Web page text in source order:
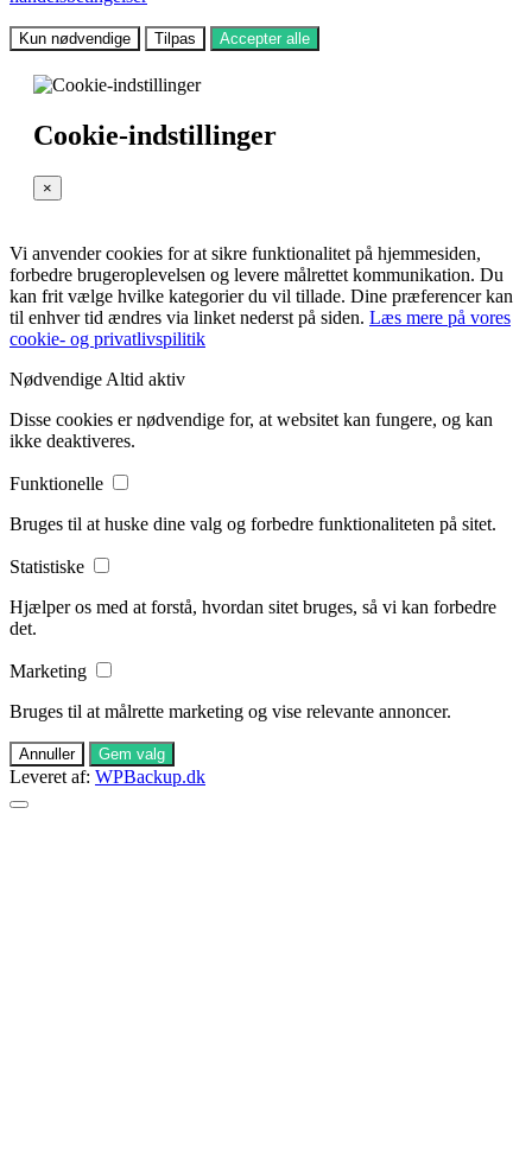
Kun nødvendige Tilpas Accepter alle
Cookie-indstillinger
×
Vi anvender cookies for at sikre funktionalitet på hjemmesiden,
forbedre brugeroplevelsen og levere målrettet kommunikation. Du
kan frit vælge hvilke kategorier du vil tillade. Dine præferencer kan
til enhver tid ændres via linket nederst på siden. Læs mere på vores
cookie- og privatlivspilitik
Nødvendige Altid aktiv
Disse cookies er nødvendige for, at websitet kan fungere, og kan
ikke deaktiveres.
Funktionelle
Bruges til at huske dine valg og forbedre funktionaliteten på sitet.
Statistiske
Hjælper os med at forstå, hvordan sitet bruges, så vi kan forbedre
det.
Marketing
Bruges til at målrette marketing og vise relevante annoncer.
Annuller Gem valg
Leveret af: WPBackup.dk